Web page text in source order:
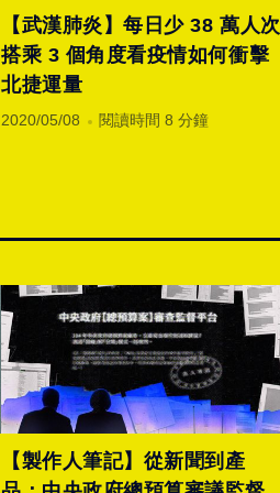
【武漢肺炎】每日少 38 萬人次
搭乘 3 個角度看疫情如何衝擊
北捷運量
2020/05/08 閱讀時間 8 分鐘
【製作人筆記】從新聞到產